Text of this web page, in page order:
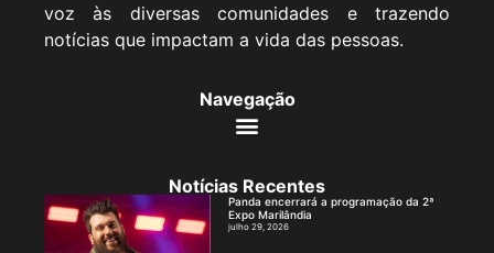
voz às diversas comunidades e trazendo
notícias que impactam a vida das pessoas.
Navegação
Notícias Recentes
Panda encerrará a programação da 2ª
Expo Marilândia
julho 29, 2026